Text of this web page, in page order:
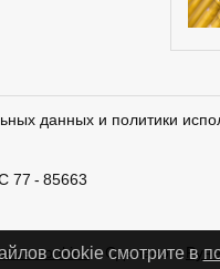
данных и политики
77 - 85663
cookies Сделано в
cookie смотрите в